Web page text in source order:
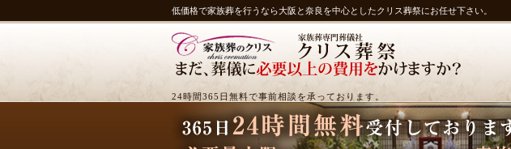
低価格で家族葬を行うなら大阪と奈良を中心としたクリス葬祭にお任せ下さい。
24時間365日無料で事前相談を承っております。